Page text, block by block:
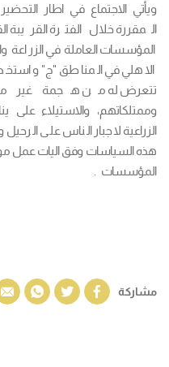
ويأتي الاجتماع في اطار
المقررة خلال الفترة
المؤسسات العاملة في
الاهلي في المناطق "ج"
تتعرض له من هجمة غير
وممتلكاتهم، والاستيلاء على
الزراعية لاجبار الناس على
هذه السياسات وفق اليات عمل
المؤسسات .
مشاركة